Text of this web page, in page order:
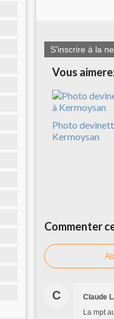
S'inscrire à la
Vous
Photo
Kermoysan
Commenter
C Claude
La mpt